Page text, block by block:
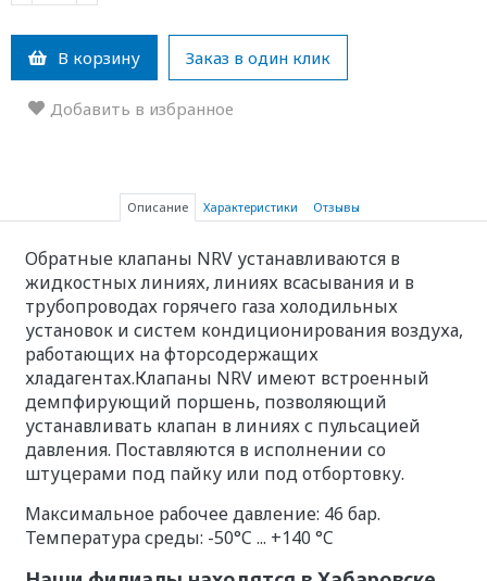
В корзину Заказ в один клик
Добавить в избранное
Описание Характеристики Отзывы
Обратные клапаны NRV устанавливаются в
жидкостных линиях, линиях всасывания и в
трубопроводах горячего газа холодильных
установок и систем кондиционирования воздуха,
работающих на фторсодержащих
хладагентах.Клапаны NRV имеют встроенный
демпфирующий поршень, позволяющий
устанавливать клапан в линиях с пульсацией
давления. Поставляются в исполнении со
штуцерами под пайку или под отбортовку.
Максимальное рабочее давление: 46 бар.
Температура среды: -50°C ... +140 °C